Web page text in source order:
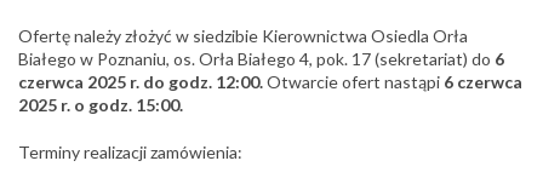
Ofertę należy złożyć w siedzibie Kierownictwa Osiedla Orła
Białego w Poznaniu, os. Orła Białego 4, pok. 17 (sekretariat) do 6
czerwca 2025 r. do godz. 12:00.Otwarcie ofert nastąpi 6 czerwca
2025 r. o godz. 15:00.
Terminy realizacji zamówienia: